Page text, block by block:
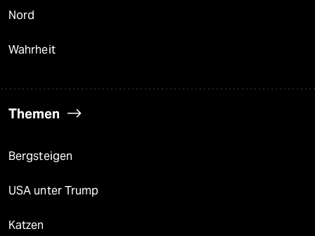
Nord
Wahrheit
Themen
Bergsteigen
USA unter Trump
Katzen